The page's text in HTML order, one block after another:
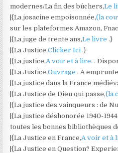
modernes/La fin des bûchers,Le
|{La josacine empoisonnée,(la
sur les plateformes Amazon,
|{La juge de trente ans,Le livre.}
|{La Justice,Clicker Ici.}
|{La justice,A voir et à lire..
|{La Justice,Ouvrage. A
|{La justice dans la France
|{La Justice de Dieu qui passe,(la
|{La justice des vainqueurs : de
|{La justice déshonorée 1940-
toutes les bonnes bibliothèques
|{La Justice en France,A voir et à
|{La Justice en Question?